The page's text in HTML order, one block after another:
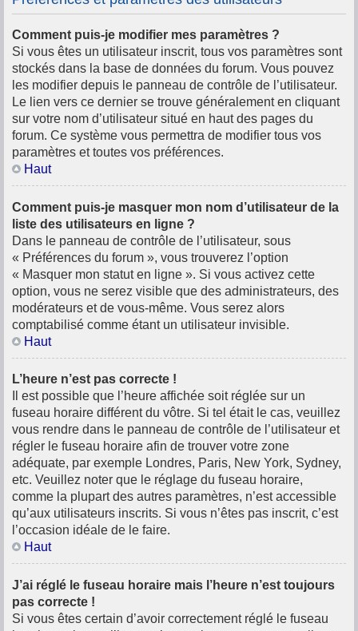
Comment puis-je modifier mes paramètres ?
Si vous êtes un utilisateur inscrit, tous vos paramètres sont
stockés dans la base de données du forum. Vous pouvez
les modifier depuis le panneau de contrôle de l’utilisateur.
Le lien vers ce dernier se trouve généralement en cliquant
sur votre nom d’utilisateur situé en haut des pages du
forum. Ce système vous permettra de modifier tous vos
paramètres et toutes vos préférences.
Haut
Comment puis-je masquer mon nom d’utilisateur de la
liste des utilisateurs en ligne ?
Dans le panneau de contrôle de l’utilisateur, sous
« Préférences du forum », vous trouverez l’option
« Masquer mon statut en ligne ». Si vous activez cette
option, vous ne serez visible que des administrateurs, des
modérateurs et de vous-même. Vous serez alors
comptabilisé comme étant un utilisateur invisible.
Haut
L’heure n’est pas correcte !
Il est possible que l’heure affichée soit réglée sur un
fuseau horaire différent du vôtre. Si tel était le cas, veuillez
vous rendre dans le panneau de contrôle de l’utilisateur et
régler le fuseau horaire afin de trouver votre zone
adéquate, par exemple Londres, Paris, New York, Sydney,
etc. Veuillez noter que le réglage du fuseau horaire,
comme la plupart des autres paramètres, n’est accessible
qu’aux utilisateurs inscrits. Si vous n’êtes pas inscrit, c’est
l’occasion idéale de le faire.
Haut
J’ai réglé le fuseau horaire mais l’heure n’est toujours
pas correcte !
Si vous êtes certain d’avoir correctement réglé le fuseau